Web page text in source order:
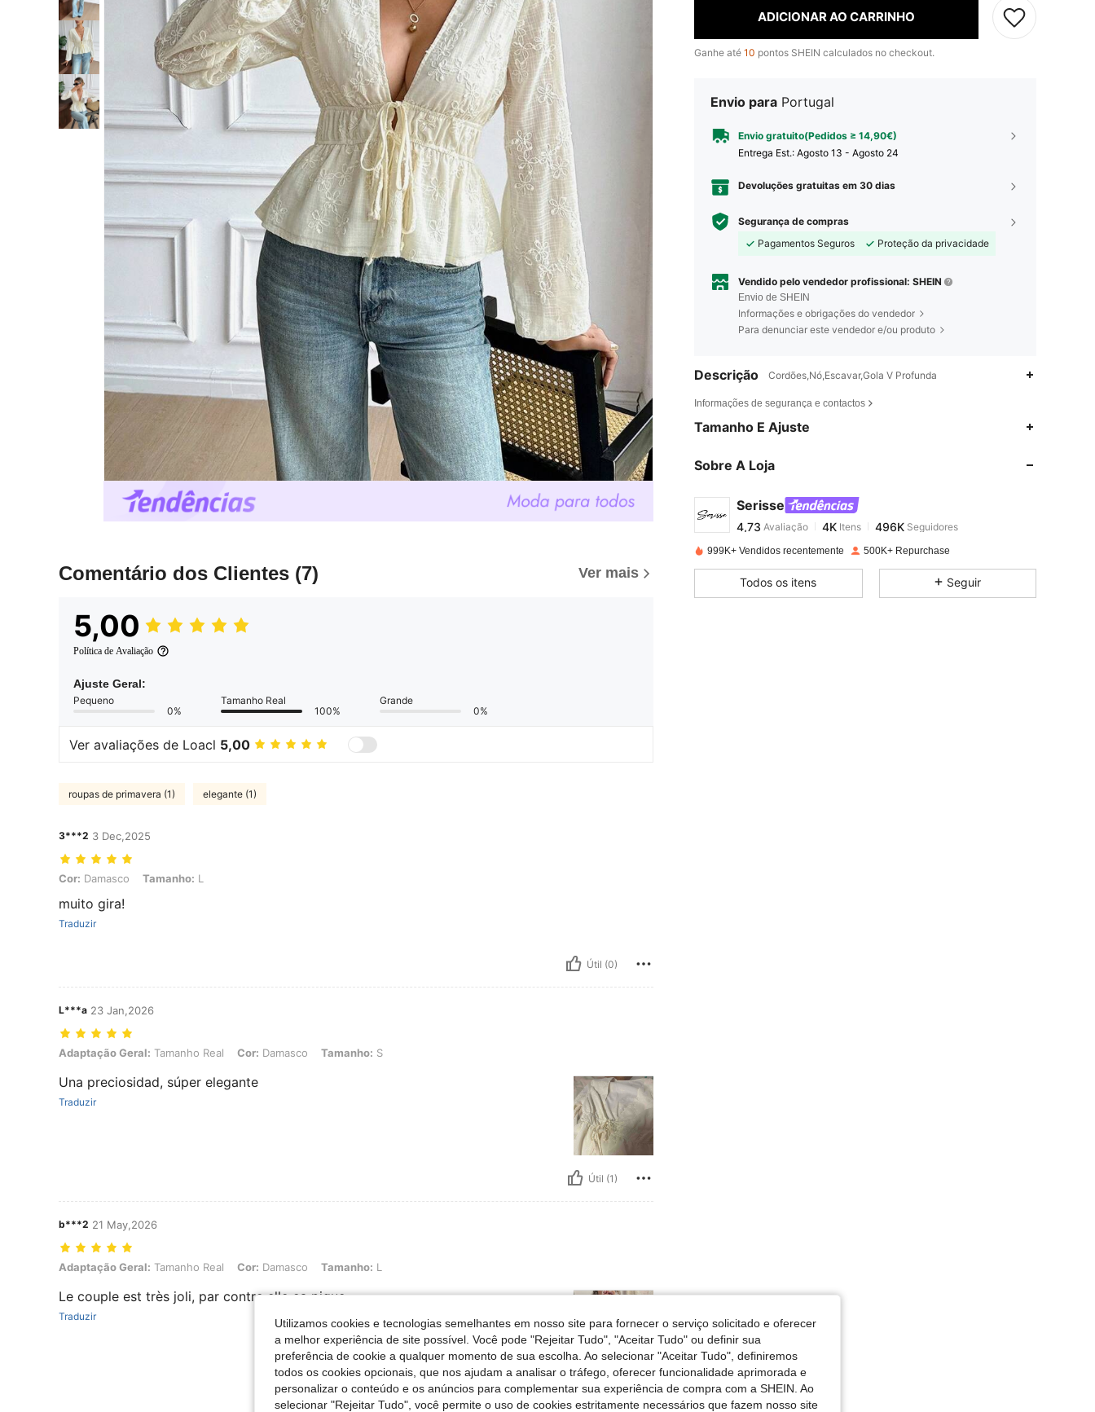
Comentário dos Clientes (7) Ver mais
5,00
Política de Avaliação
Ajuste Geral:
Pequeno
0%
Tamanho Real
100%
Grande
0%
Ver avaliações de Loacl 5,00
roupas de primavera (1) elegante (1)
3***2 3 Dec,2025
Cor: Damasco, Tamanho: L
Cor: Damasco Tamanho: L
muito gira!
Traduzir
Útil (0)
L***a 23 Jan,2026
Adaptação Geral: Tamanho Real, Cor: Damasco, Tamanho: S
Adaptação Geral: Tamanho Real Cor: Damasco Tamanho: S
Una preciosidad, súper elegante
Traduzir
Útil (1)
b***2 21 May,2026
Adaptação Geral: Tamanho Real, Cor: Damasco, Tamanho: L
Adaptação Geral: Tamanho Real Cor: Damasco Tamanho: L
Le couple est très joli, par contre elle ça pique
Traduzir
Útil (0)
ADICIONAR AO CARRINHO
Ganhe até 10 pontos SHEIN calculados no checkout.
Envio para Portugal
Envio gratuito(Pedidos ≥ 14,90€)
Entrega Est.: Agosto 13 - Agosto 24
Devoluções gratuitas em 30 dias
Segurança de compras
Pagamentos Seguros
Proteção da privacidade
Vendido pelo vendedor profissional: SHEIN
Envio de SHEIN
Informações e obrigações do vendedor
Para denunciar este vendedor e/ou produto
Descrição Cordões,Nó,Escavar,Gola V Profunda
Informações de segurança e contactos
Tamanho E Ajuste
Sobre A Loja
Serisse
4,73
4,73 Avaliação 4KItens
r***9pago1 dia atrás
999K+ Vendidos recentemente 500K+ Repurchase
Todos os itens Seguir
Utilizamos cookies e tecnologias semelhantes em nosso site para fornecer o serviço solicitado e oferecer
a melhor experiência de site possível. Você pode "Rejeitar Tudo", "Aceitar Tudo" ou definir sua
preferência de cookie a qualquer momento de sua escolha. Ao selecionar "Aceitar Tudo", definiremos
todos os cookies opcionais, que nos ajudam a analisar o tráfego, oferecer funcionalidade aprimorada e
personalizar o conteúdo e os anúncios para complementar sua experiência de compra com a SHEIN. Ao
selecionar "Rejeitar Tudo", você permite o uso de cookies estritamente necessários que fazem nosso site